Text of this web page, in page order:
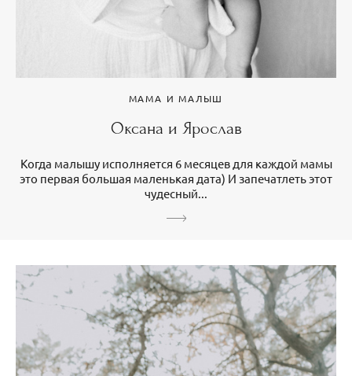
МАМА И МАЛЫШ
Оксана и Ярослав
Когда малышу исполняется 6 месяцев для каждой мамы
это первая большая маленькая дата) И запечатлеть этот
чудесный...